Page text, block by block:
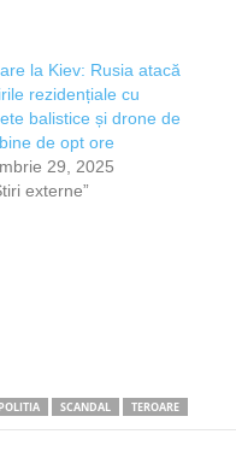
la Kiev: Rusia atacă
rezidențiale cu
balistice și drone de
de opt ore
29, 2025
externe”
POLITIA SCANDAL TEROARE